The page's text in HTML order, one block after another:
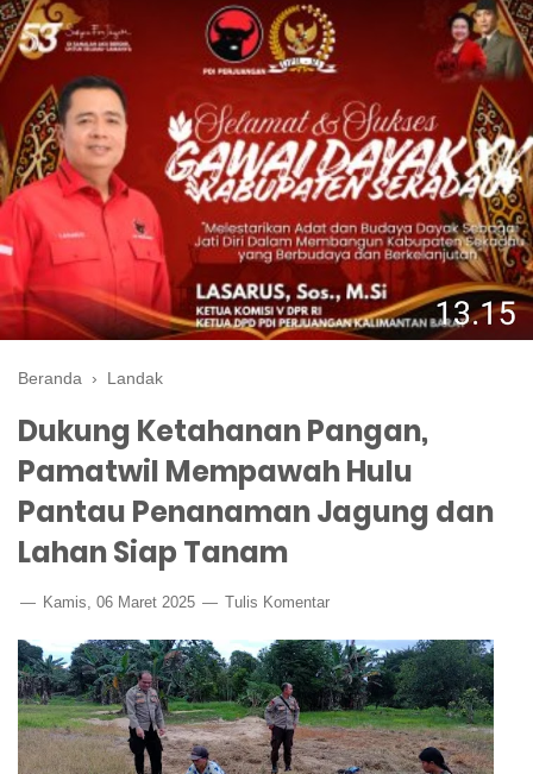
Beranda › Landak
Dukung Ketahanan Pangan,
Pamatwil Mempawah Hulu
Pantau Penanaman Jagung dan
Lahan Siap Tanam
Kamis, 06 Maret 2025 Tulis Komentar